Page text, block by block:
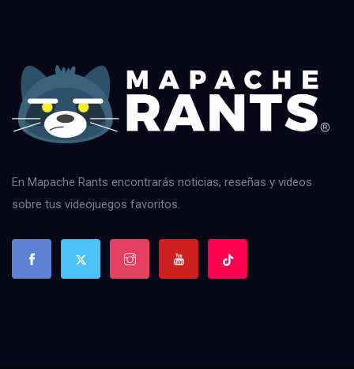
En Mapache Rants encontrarás noticias, reseñas y videos
sobre tus videojuegos favoritos.